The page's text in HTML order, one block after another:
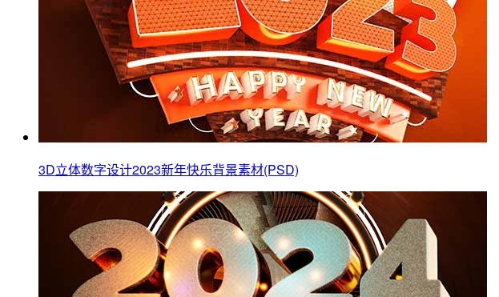
3D立体数字设计2023新年快乐背景素材(PSD)